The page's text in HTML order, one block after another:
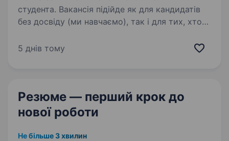
студента. Вакансія підійде як для кандидатів
без досвіду (ми навчаємо), так і для тих, хто
випадку ви зможете швидше адаптуватись і
5 днів тому
Резюме — перший крок до
нової роботи
Не більше 3 хвилин